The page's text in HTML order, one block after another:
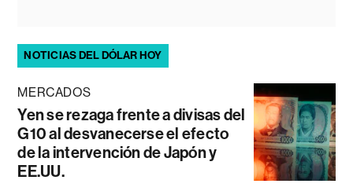
NOTICIAS DEL DÓLAR HOY
MERCADOS
Yen se rezaga frente a divisas del
G10 al desvanecerse el efecto
de la intervención de Japón y
EE.UU.